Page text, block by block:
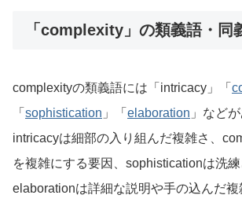
「complexity」の類義語・同
complexityの類義語には「intricacy」「
「 sophistication 」「 elaboration 」など
intricacyは細部の入り組んだ複雑さ、
を複雑にする要因、sophisticationは洗練
elaborationは詳細な説明や手の込んだ